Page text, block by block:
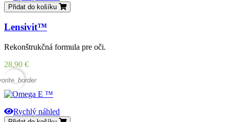
Přidat do košíku
Lensivit™
Rekonštrukčná formula pre oči.
Cena
28,90 €
Rychlý náhled